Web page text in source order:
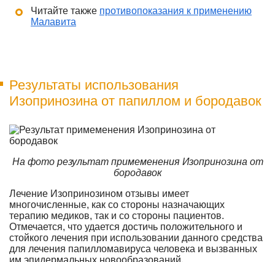
Читайте также противопоказания к применению
Малавита
Результаты использования
Изопринозина от папиллом и бородавок
На фото результат примеменения Изопринозина от
бородавок
Лечение Изопринозином отзывы имеет
многочисленные, как со стороны назначающих
терапию медиков, так и со стороны пациентов.
Отмечается, что удается достичь положительного и
стойкого лечения при использовании данного средства
для лечения папилломавируса человека и вызванных
им эпидермальных новообразований.